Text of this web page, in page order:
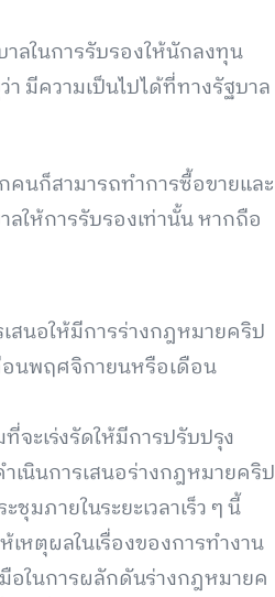
ลในการรับรองให้นักลงทุน
มีความเป็นไปได้ที่ทางรัฐบาล
นก็สามารถทำการซื้อขายและ
ให้การรับรองเท่านั้น หากถือ
สนอให้มีการร่างกฎหมายคริป
อนพฤศจิกายนหรือเดือน
จะเร่งรัดให้มีการปรับปรุง
นินการเสนอร่างกฎหมายคริป
มภายในระยะเวลาเร็ว ๆ นี้
หตุผลในเรื่องของการทำงาน
อในการผลักดันร่างกฎหมายค